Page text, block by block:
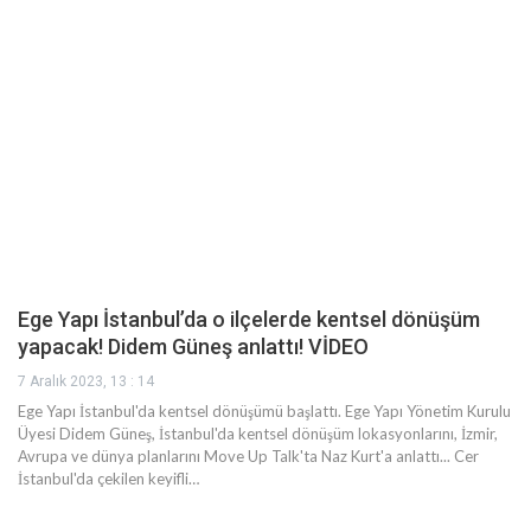
Ege Yapı İstanbul’da o ilçelerde kentsel dönüşüm
yapacak! Didem Güneş anlattı! VİDEO
7 Aralık 2023, 13 : 14
Ege Yapı İstanbul'da kentsel dönüşümü başlattı. Ege Yapı Yönetim Kurulu
Üyesi Didem Güneş, İstanbul'da kentsel dönüşüm lokasyonlarını, İzmir,
Avrupa ve dünya planlarını Move Up Talk'ta Naz Kurt'a anlattı... Cer
İstanbul'da çekilen keyifli…